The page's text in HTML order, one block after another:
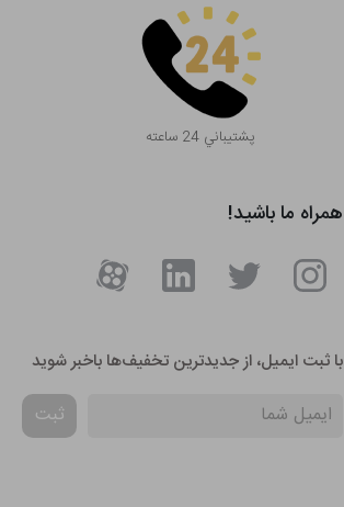
پشتيباني 24 ساعته
همراه ما باشید!
با ثبت ایمیل، از جدید‌ترین تخفیف‌ها با‌خبر شوید
ثبت